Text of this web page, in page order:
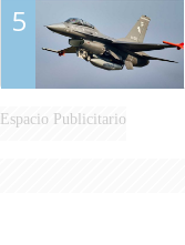
5
Espacio Publicitario